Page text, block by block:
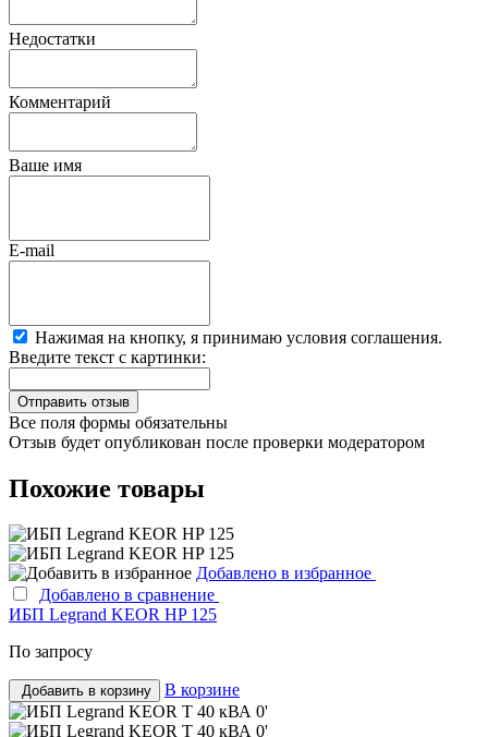
Недостатки
Комментарий
Ваше имя
E-mail
Нажимая на кнопку, я принимаю условия соглашения.
Введите текст с картинки:
Все поля формы обязательны
Отзыв будет опубликован после проверки модератором
Похожие товары
Добавлено в избранное
Добавлено в сравнение
ИБП Legrand KEOR HP 125
По запросу
Добавить в корзину В корзине